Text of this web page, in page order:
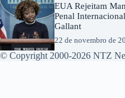
EUA Rejeitam
Penal
Gallant
22 de novembro de
© Copyright 2000-2026 NTZ